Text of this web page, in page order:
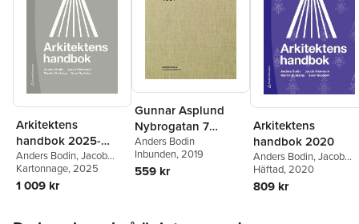
Arkitektens
handbok 2025-
2026
Anders Bodin,Jacob
Hidemark,Martin
Stintzing,
Kartonnage, 2025
1 009 kr
Gunnar Asplund
Nybrogatan 7
Stockholm 1931
Anders Bodin
Inbunden, 2019
559 kr
Arkitektens
handbok 2020
Anders Bodin,Jacob
Hidemark,Martin
Stintzing
Häftad, 2020
809 kr